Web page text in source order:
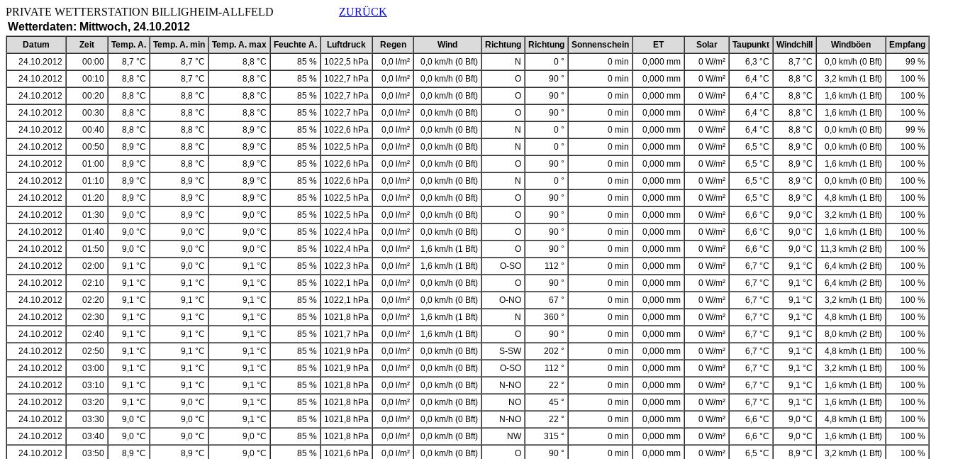
PRIVATE WETTERSTATION BILLIGHEIM-ALLFELD ZURÜCK
Wetterdaten: Mittwoch, 24.10.2012
Datum Zeit Temp. A. Temp. A. min Temp. A. max Feuchte A. Luftdruck Regen Wind Richtung Richtung Sonnenschein ET Solar Taupunkt Windchill Windböen
Empfang
24.10.2012
00:00 8,7 °C 8,7 °C 8,8 °C 85 % 1022,5 hPa 0,0 l/m² 0,0 km/h (0 Bft) N 0 ° 0 min 0,000 mm 0 W/m² 6,3 °C 8,7 °C 0,0 km/h (0 Bft)
99 %
24.10.2012
00:10 8,8 °C 8,7 °C 8,8 °C 85 % 1022,7 hPa 0,0 l/m² 0,0 km/h (0 Bft) O 90 ° 0 min 0,000 mm 0 W/m² 6,4 °C 8,8 °C 3,2 km/h (1 Bft)
100 %
24.10.2012
00:20 8,8 °C 8,8 °C 8,8 °C 85 % 1022,7 hPa 0,0 l/m² 0,0 km/h (0 Bft) O 90 ° 0 min 0,000 mm 0 W/m² 6,4 °C 8,8 °C 1,6 km/h (1 Bft)
100 %
24.10.2012
00:30 8,8 °C 8,8 °C 8,8 °C 85 % 1022,7 hPa 0,0 l/m² 0,0 km/h (0 Bft) O 90 ° 0 min 0,000 mm 0 W/m² 6,4 °C 8,8 °C 1,6 km/h (1 Bft)
100 %
24.10.2012
00:40 8,8 °C 8,8 °C 8,9 °C 85 % 1022,6 hPa 0,0 l/m² 0,0 km/h (0 Bft) N 0 ° 0 min 0,000 mm 0 W/m² 6,4 °C 8,8 °C 0,0 km/h (0 Bft)
99 %
24.10.2012
00:50 8,9 °C 8,8 °C 8,9 °C 85 % 1022,5 hPa 0,0 l/m² 0,0 km/h (0 Bft) N 0 ° 0 min 0,000 mm 0 W/m² 6,5 °C 8,9 °C 0,0 km/h (0 Bft)
100 %
24.10.2012
01:00 8,9 °C 8,8 °C 8,9 °C 85 % 1022,6 hPa 0,0 l/m² 0,0 km/h (0 Bft) O 90 ° 0 min 0,000 mm 0 W/m² 6,5 °C 8,9 °C 1,6 km/h (1 Bft)
100 %
24.10.2012
01:10 8,9 °C 8,9 °C 8,9 °C 85 % 1022,6 hPa 0,0 l/m² 0,0 km/h (0 Bft) N 0 ° 0 min 0,000 mm 0 W/m² 6,5 °C 8,9 °C 0,0 km/h (0 Bft)
100 %
24.10.2012
01:20 8,9 °C 8,9 °C 8,9 °C 85 % 1022,5 hPa 0,0 l/m² 0,0 km/h (0 Bft) O 90 ° 0 min 0,000 mm 0 W/m² 6,5 °C 8,9 °C 4,8 km/h (1 Bft)
100 %
24.10.2012
01:30 9,0 °C 8,9 °C 9,0 °C 85 % 1022,5 hPa 0,0 l/m² 0,0 km/h (0 Bft) O 90 ° 0 min 0,000 mm 0 W/m² 6,6 °C 9,0 °C 3,2 km/h (1 Bft)
100 %
24.10.2012
01:40 9,0 °C 9,0 °C 9,0 °C 85 % 1022,4 hPa 0,0 l/m² 0,0 km/h (0 Bft) O 90 ° 0 min 0,000 mm 0 W/m² 6,6 °C 9,0 °C 1,6 km/h (1 Bft)
100 %
24.10.2012
01:50 9,0 °C 9,0 °C 9,0 °C 85 % 1022,4 hPa 0,0 l/m² 1,6 km/h (1 Bft) O 90 ° 0 min 0,000 mm 0 W/m² 6,6 °C 9,0 °C 11,3 km/h (2 Bft)
100 %
24.10.2012
02:00 9,1 °C 9,0 °C 9,1 °C 85 % 1022,3 hPa 0,0 l/m² 1,6 km/h (1 Bft) O-SO 112 ° 0 min 0,000 mm 0 W/m² 6,7 °C 9,1 °C 6,4 km/h (2 Bft)
100 %
24.10.2012
02:10 9,1 °C 9,1 °C 9,1 °C 85 % 1022,1 hPa 0,0 l/m² 0,0 km/h (0 Bft) O 90 ° 0 min 0,000 mm 0 W/m² 6,7 °C 9,1 °C 6,4 km/h (2 Bft)
100 %
24.10.2012
02:20 9,1 °C 9,1 °C 9,1 °C 85 % 1022,1 hPa 0,0 l/m² 0,0 km/h (0 Bft) O-NO 67 ° 0 min 0,000 mm 0 W/m² 6,7 °C 9,1 °C 3,2 km/h (1 Bft)
100 %
24.10.2012
02:30 9,1 °C 9,1 °C 9,1 °C 85 % 1021,8 hPa 0,0 l/m² 1,6 km/h (1 Bft) N 360 ° 0 min 0,000 mm 0 W/m² 6,7 °C 9,1 °C 4,8 km/h (1 Bft)
100 %
24.10.2012
02:40 9,1 °C 9,1 °C 9,1 °C 85 % 1021,7 hPa 0,0 l/m² 1,6 km/h (1 Bft) O 90 ° 0 min 0,000 mm 0 W/m² 6,7 °C 9,1 °C 8,0 km/h (2 Bft)
100 %
24.10.2012
02:50 9,1 °C 9,1 °C 9,1 °C 85 % 1021,9 hPa 0,0 l/m² 0,0 km/h (0 Bft) S-SW 202 ° 0 min 0,000 mm 0 W/m² 6,7 °C 9,1 °C 4,8 km/h (1 Bft)
100 %
24.10.2012
03:00 9,1 °C 9,1 °C 9,1 °C 85 % 1021,9 hPa 0,0 l/m² 0,0 km/h (0 Bft) O-SO 112 ° 0 min 0,000 mm 0 W/m² 6,7 °C 9,1 °C 3,2 km/h (1 Bft)
100 %
24.10.2012
03:10 9,1 °C 9,1 °C 9,1 °C 85 % 1021,8 hPa 0,0 l/m² 0,0 km/h (0 Bft) N-NO 22 ° 0 min 0,000 mm 0 W/m² 6,7 °C 9,1 °C 1,6 km/h (1 Bft)
100 %
24.10.2012
03:20 9,1 °C 9,0 °C 9,1 °C 85 % 1021,8 hPa 0,0 l/m² 0,0 km/h (0 Bft) NO 45 ° 0 min 0,000 mm 0 W/m² 6,7 °C 9,1 °C 1,6 km/h (1 Bft)
100 %
24.10.2012
03:30 9,0 °C 9,0 °C 9,1 °C 85 % 1021,8 hPa 0,0 l/m² 0,0 km/h (0 Bft) N-NO 22 ° 0 min 0,000 mm 0 W/m² 6,6 °C 9,0 °C 4,8 km/h (1 Bft)
100 %
24.10.2012
03:40 9,0 °C 9,0 °C 9,0 °C 85 % 1021,8 hPa 0,0 l/m² 0,0 km/h (0 Bft) NW 315 ° 0 min 0,000 mm 0 W/m² 6,6 °C 9,0 °C 1,6 km/h (1 Bft)
100 %
24.10.2012
03:50 8,9 °C 8,9 °C 9,0 °C 85 % 1021,6 hPa 0,0 l/m² 0,0 km/h (0 Bft) O 90 ° 0 min 0,000 mm 0 W/m² 6,5 °C 8,9 °C 3,2 km/h (1 Bft)
100 %